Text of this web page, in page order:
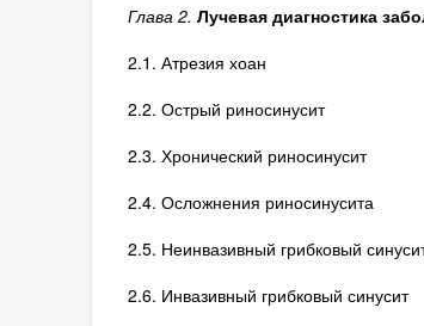
Глава 2. Лучевая диагностика
2.1. Атрезия хоан
2.2. Острый риносинусит
2.3. Хронический риносинусит
2.4. Осложнения риносинусита
2.5. Неинвазивный грибковый
2.6. Инвазивный грибковый синусит